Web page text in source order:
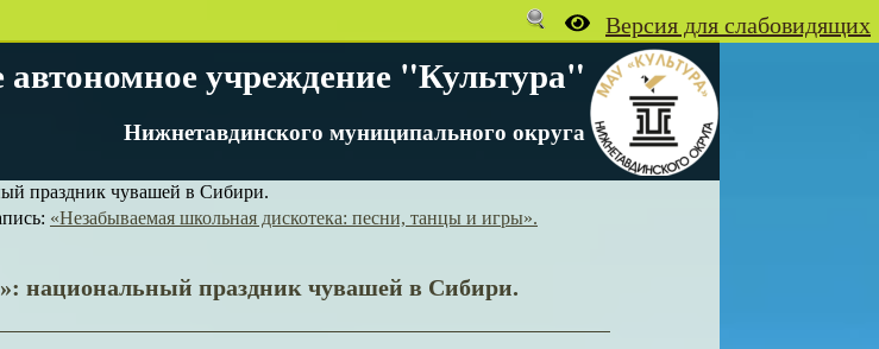
учреждение "Культура"
Нижнетавдинского муниципального округа
праздник чувашей в Сибири.
«Незабываемая школьная дискотека: песни, танцы и игры».
национальный праздник чувашей в Сибири.